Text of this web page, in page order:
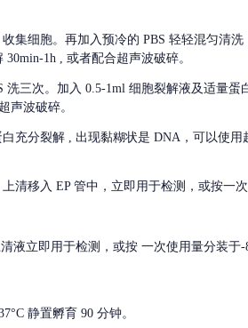
收集细胞。再加入预冷的 PBS 轻轻混匀清
1h , 或者配合超声波破碎。
洗三次。加入 0.5-1ml 细胞裂解液及适量
声波破碎。
充分裂解 , 出现黏糊状是 DNA，可以使用
清移入 EP 管中，立即用于检测，或按一
液立即用于检测，或按 一次使用量分装于-
静置孵育 90 分钟。